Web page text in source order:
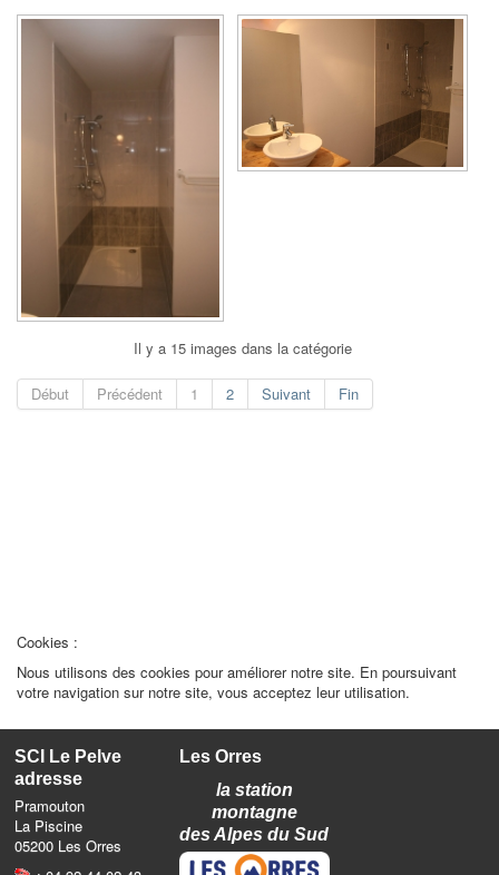
Il y a 15 images dans la catégorie
Début Précédent 1 2 Suivant Fin
Cookies :
Nous utilisons des cookies pour améliorer notre site. En poursuivant
votre navigation sur notre site, vous acceptez leur utilisation.
SCI Le Pelve
adresse
Pramouton
La Piscine
05200 Les Orres
Les Orres
la station
montagne
des Alpes du Sud